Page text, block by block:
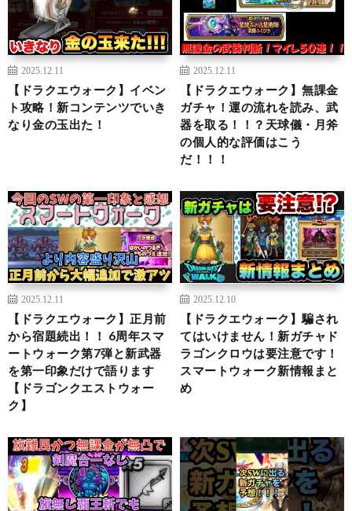
2025.12.11
【ドラクエウォーク】イベン
ト攻略！新コンテンツでいき
なり金の玉出た！
2025.12.11
【ドラクエウォーク】無課金
ガチャ！運の流れを読み、武
器を取る！！？天球儀・月斧
の個人的な評価はこう
だ！！！
2025.12.11
【ドラクエウォーク】正月前
から宿題続出！！ 6周年スマ
ートウォーク第7弾と新武器
を第一印象だけで語ります
【ドラゴンクエストウォー
ク】
2025.12.10
【ドラクエウォーク】騙され
てはいけません！新ガチャド
ラゴンクロウは要注意です！
スマートウォーク新情報まと
め